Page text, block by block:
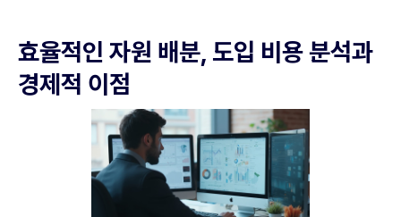
효율적인 자원 배분, 도입 비용 분석과
경제적 이점